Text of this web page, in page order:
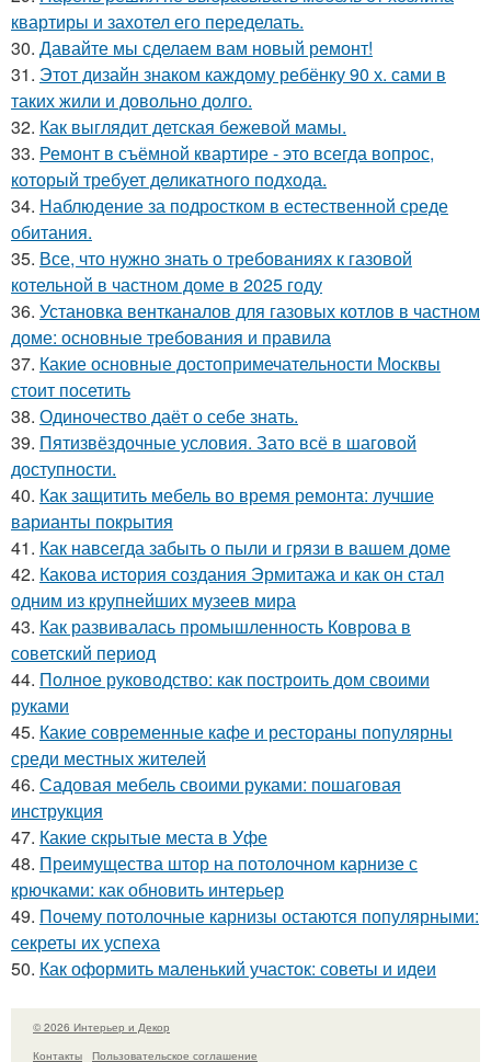
квартиры и захотел его переделать.
30. Давайте мы сделаем вам новый ремонт!
31. Этот дизайн знаком каждому ребёнку 90 х. сами в
таких жили и довольно долго.
32. Как выглядит детская бежевой мамы.
33. Ремонт в съёмной квартире - это всегда вопрос,
который требует деликатного подхода.
34. Наблюдение за подростком в естественной среде
обитания.
35. Все, что нужно знать о требованиях к газовой
котельной в частном доме в 2025 году
36. Установка вентканалов для газовых котлов в частном
доме: основные требования и правила
37. Какие основные достопримечательности Москвы
стоит посетить
38. Одиночество даёт о себе знать.
39. Пятизвёздочные условия. Зато всё в шаговой
доступности.
40. Как защитить мебель во время ремонта: лучшие
варианты покрытия
41. Как навсегда забыть о пыли и грязи в вашем доме
42. Какова история создания Эрмитажа и как он стал
одним из крупнейших музеев мира
43. Как развивалась промышленность Коврова в
советский период
44. Полное руководство: как построить дом своими
руками
45. Какие современные кафе и рестораны популярны
среди местных жителей
46. Садовая мебель своими руками: пошаговая
инструкция
47. Какие скрытые места в Уфе
48. Преимущества штор на потолочном карнизе с
крючками: как обновить интерьер
49. Почему потолочные карнизы остаются популярными:
секреты их успеха
50. Как оформить маленький участок: советы и идеи
© 2026 Интерьер и Декор
Контакты
Пользовательское соглашение